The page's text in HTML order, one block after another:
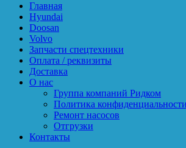
Главная
Hyundai
Doosan
Volvo
Запчасти спецтехники
Оплата / реквизиты
Доставка
О нас
Группа компаний Ридком
Политика конфиденциальности
Ремонт насосов
Отгрузки
Контакты